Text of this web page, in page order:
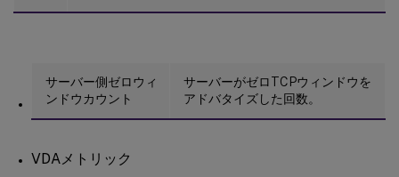
サーバー側ゼロウィ
ンドウカウント
サーバーがゼロTCPウィンドウを
アドバタイズした回数。
VDAメトリック